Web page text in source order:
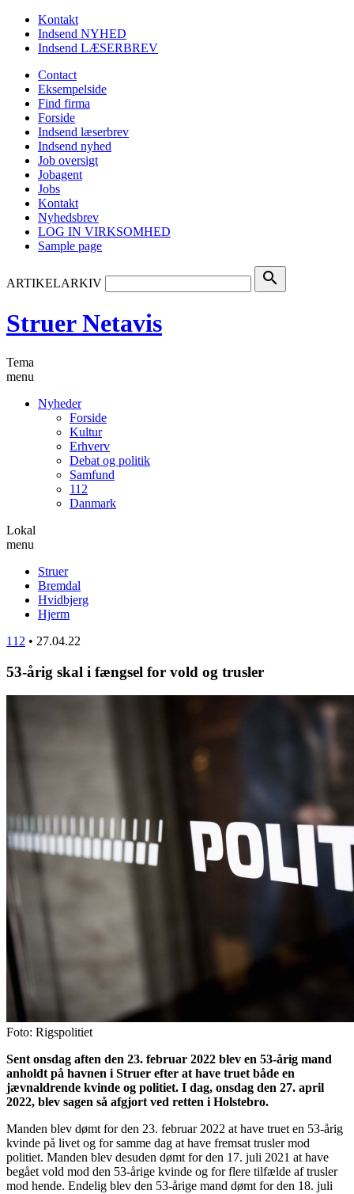
Kontakt
Indsend NYHED
Indsend LÆSERBREV
Contact
Eksempelside
Find firma
Forside
Indsend læserbrev
Indsend nyhed
Job oversigt
Jobagent
Jobs
Kontakt
Nyhedsbrev
LOG IN VIRKSOMHED
Sample page
ARTIKELARKIV search
Struer Netavis
Tema
menu
Nyheder
Forside
Kultur
Erhverv
Debat og politik
Samfund
112
Danmark
Lokal
menu
Struer
Bremdal
Hvidbjerg
Hjerm
112 • 27.04.22
53-årig skal i fængsel for vold og trusler
Foto: Rigspolitiet
Sent onsdag aften den 23. februar 2022 blev en 53-årig mand
anholdt på havnen i Struer efter at have truet både en
jævnaldrende kvinde og politiet. I dag, onsdag den 27. april
2022, blev sagen så afgjort ved retten i Holstebro.
Manden blev dømt for den 23. februar 2022 at have truet en 53-årig
kvinde på livet og for samme dag at have fremsat trusler mod
politiet. Manden blev desuden dømt for den 17. juli 2021 at have
begået vold mod den 53-årige kvinde og for flere tilfælde af trusler
mod hende. Endelig blev den 53-årige mand dømt for den 18. juli